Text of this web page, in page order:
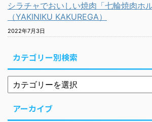
シラチャでおいしい焼肉「七輪焼肉ホ
（YAKINIKU KAKUREGA）
2022年7月3日
カテゴリー別検索
アーカイブ